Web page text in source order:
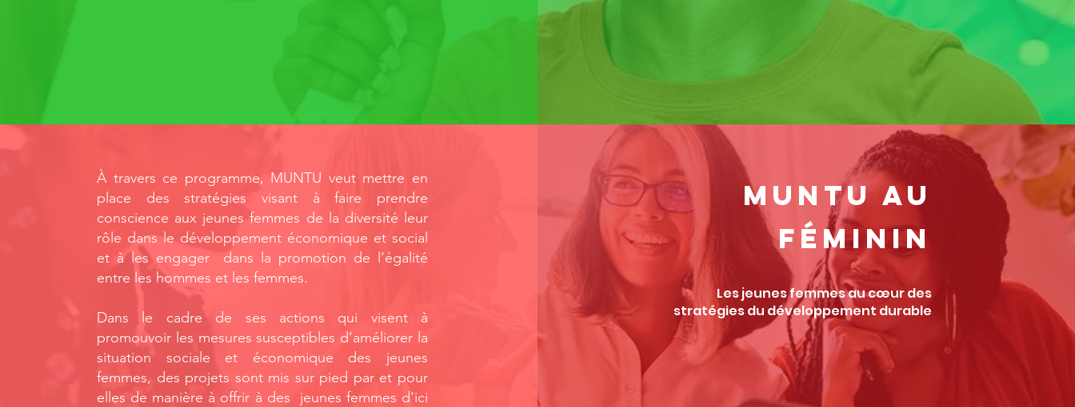
À travers ce programme, MUNTU veut mettre en
place des stratégies visant à faire prendre
conscience aux jeunes femmes de la diversité leur
rôle dans le développement économique et social
et à les engager dans la promotion de l’égalité
entre les hommes et les femmes.
Dans le cadre de ses actions qui visent à
promouvoir les mesures susceptibles d’améliorer la
situation sociale et économique des jeunes
femmes, des projets sont mis sur pied par et pour
elles de manière à offrir à des jeunes femmes d'ici
MUNTU AU
FÉMININ
Les jeunes femmes au cœur des
stratégies du développement durable